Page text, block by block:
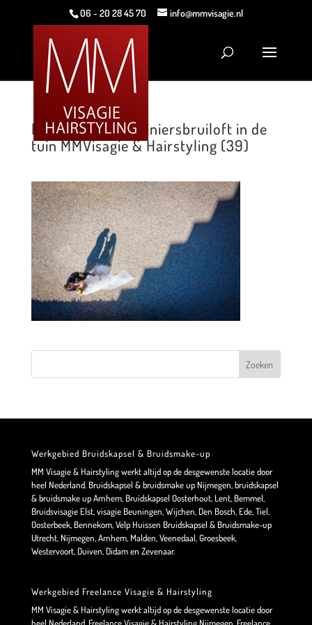
06 - 20 28 45 70 info@mmvisagie.nl
Romantische mariniersbruiloft in de
tuin MMVisagie & Hairstyling (39)
Werkgebied Bruidskapsel & Bruidsmake-up
MM Visagie & Hairstyling werkt altijd op de desgewenste locatie door
heel Nederland. Bruidskapsel & bruidsmake up Nijmegen, bruidskapsel
& bruidsmake up Arnhem, Bruidskapsel Oosterhout, Lent, Bemmel,
Bruidsvisagie Elst, visagie Beuningen, Wijchen, Den Bosch, Ede, Tiel,
Oosterbeek, Bennekom, Velp Huissen Bruidskapsel & Bruidsmake-up
Utrecht, Nijmegen, Arnhem, Malden, Veenedaal, Groesbeek,
Westervoort, Duiven, Didam en Zevenaar.
Werkgebied Freelance Visagie & Hairstyling
MM Visagie & Hairstyling werkt altijd op de desgewenste locatie door